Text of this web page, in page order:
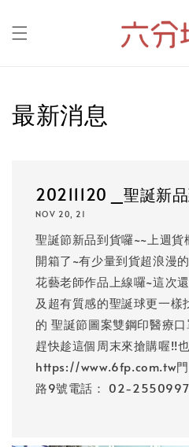
最新消息
20211120 _聖誕新
NOV 20, 21
聖誕節新品到貨囉~~上週
開箱了~有少量到貨超浪漫
花藝老師作品上線囉~這次
及超有質感的聖誕球更一樣
的 聖誕節圖案雙鋼印醫療
趕快趁這個周末來搶購喔!!
https://www.6fp.com.tw門
路9號電話： 02-